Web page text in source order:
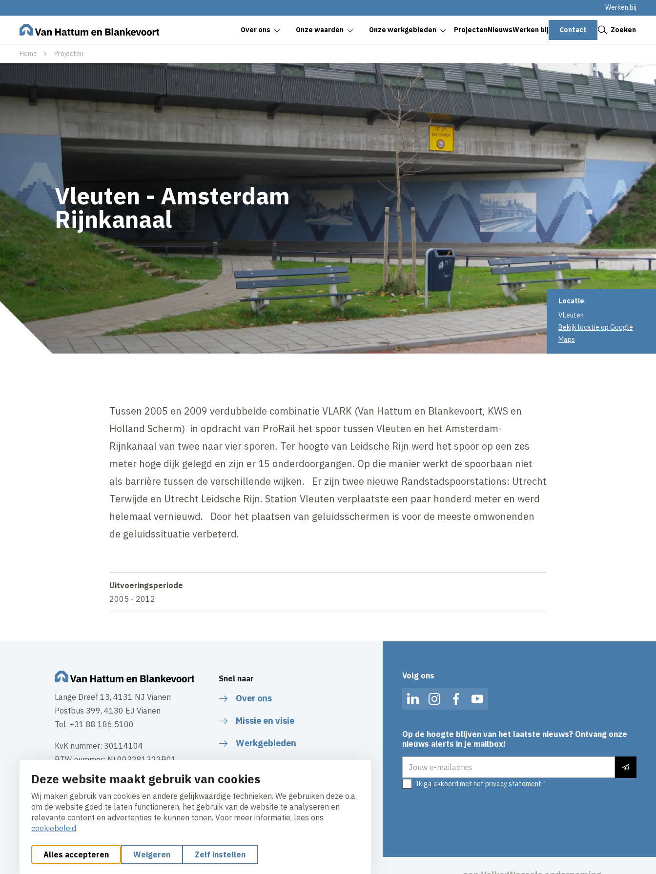
Deze website maakt gebruik van cookies
Wij maken gebruik van cookies en andere gelijkwaardige technieken. We gebruiken deze o.a.
om de website goed te laten functioneren, het gebruik van de website te analyseren en
relevante content en advertenties te kunnen tonen. Voor meer informatie, lees ons
cookiebeleid.
Alles accepteren Weigeren Zelf instellen
Werken bij
Over ons Onze waarden Onze werkgebieden ProjectenNieuwsWerken bij Contact Zoeken
Home Projecten
Vleuten - Amsterdam
Rijnkanaal
Locatie
VLeuten
Bekijk locatie op Google
Maps
Tussen 2005 en 2009 verdubbelde combinatie VLARK (Van Hattum en Blankevoort, KWS en
Holland Scherm) in opdracht van ProRail het spoor tussen Vleuten en het Amsterdam-
Rijnkanaal van twee naar vier sporen. Ter hoogte van Leidsche Rijn werd het spoor op een zes
meter hoge dijk gelegd en zijn er 15 onderdoorgangen. Op die manier werkt de spoorbaan niet
als barrière tussen de verschillende wijken. Er zijn twee nieuwe Randstadspoorstations: Utrecht
Terwijde en Utrecht Leidsche Rijn. Station Vleuten verplaatste een paar honderd meter en werd
helemaal vernieuwd. Door het plaatsen van geluidsschermen is voor de meeste omwonenden
de geluidssituatie verbeterd.
Uitvoeringsperiode
2005 - 2012
Lange Dreef 13, 4131 NJ Vianen
Postbus 399, 4130 EJ Vianen
Tel: +31 88 186 5100
KvK nummer: 30114104
BTW nummer: NL003281322B01
Neem contact op
Snel naar
Over ons
Missie en visie
Werkgebieden
Volg ons
LinkedInInstagramFacebookYouTube
Op de hoogte blijven van het laatste nieuws? Ontvang onze
nieuws alerts in je mailbox!
Ik ga akkoord met het privacy statement.
Sluiten